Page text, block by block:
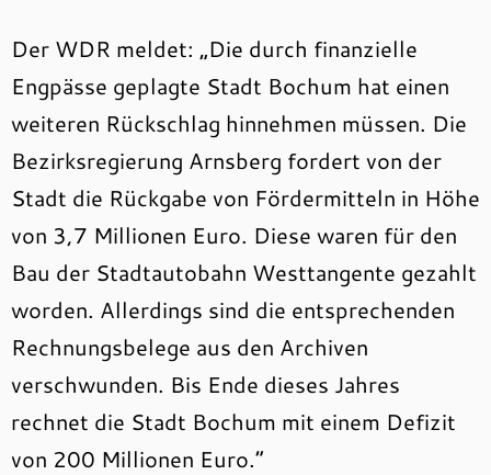
Der WDR meldet: „Die durch finanzielle
Engpässe geplagte Stadt Bochum hat einen
weiteren Rückschlag hinnehmen müssen. Die
Bezirksregierung Arnsberg fordert von der
Stadt die Rückgabe von Fördermitteln in Höhe
von 3,7 Millionen Euro. Diese waren für den
Bau der Stadtautobahn Westtangente gezahlt
worden. Allerdings sind die entsprechenden
Rechnungsbelege aus den Archiven
verschwunden. Bis Ende dieses Jahres
rechnet die Stadt Bochum mit einem Defizit
von 200 Millionen Euro.“